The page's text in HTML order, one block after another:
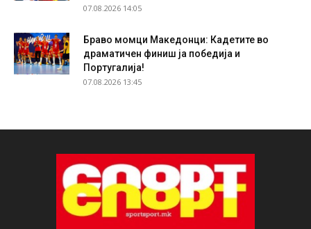
07.08.2026 14:05
Браво момци Македонци: Кадетите во
драматичен финиш ја победија и
Португалија!
07.08.2026 13:45